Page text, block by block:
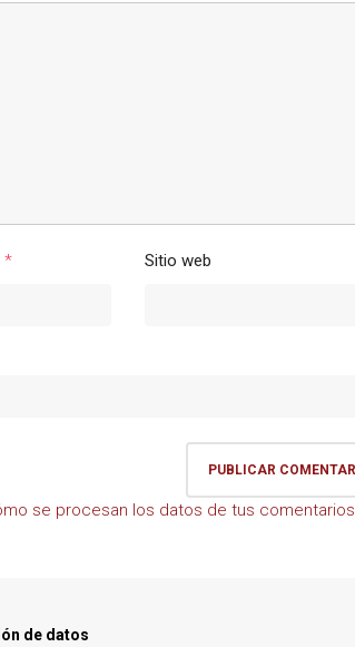
* Sitio web
se procesan los datos de tus comentarios.
de datos